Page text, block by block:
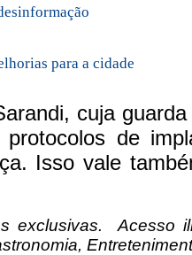
para a cidade
cuja
de
Isso vale
exclusivas. Acesso